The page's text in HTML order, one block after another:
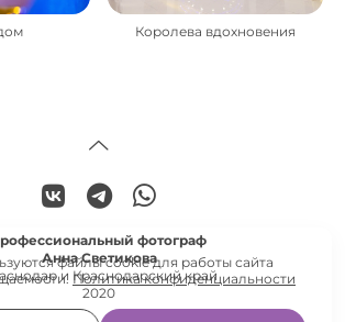
Королева вдохновения
фотограф
Анна Светикова
и Краснодарский край
2020
файлы cookie для работы сайта
Политика конфиденциальности